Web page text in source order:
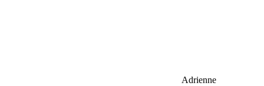
Adrienne